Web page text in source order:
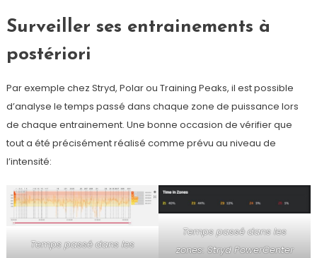
Surveiller ses entrainements à
postériori
Par exemple chez Stryd, Polar ou Training Peaks, il est possible
d’analyse le temps passé dans chaque zone de puissance lors
de chaque entrainement. Une bonne occasion de vérifier que
tout a été précisément réalisé comme prévu au niveau de
l’intensité:
Temps passé dans les
Temps passé dans les
zones: Stryd PowerCenter